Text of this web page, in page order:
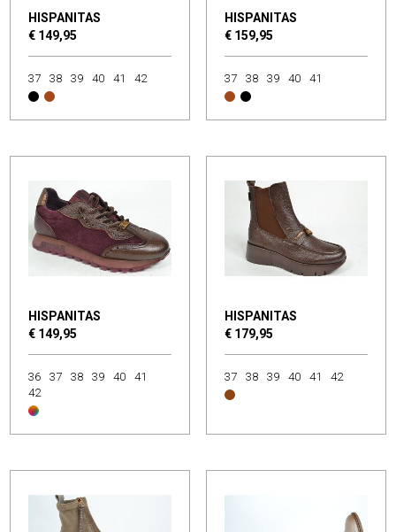
HISPANITAS
€ 149,95
37 38 39 40 41 42
HISPANITAS
€ 159,95
37 38 39 40 41
HISPANITAS
€ 149,95
36 37 38 39 40
41
42
HISPANITAS
€ 179,95
37 38 39 40 41 42